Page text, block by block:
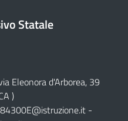
Statale
Eleonora d'Arborea, 39
)
-